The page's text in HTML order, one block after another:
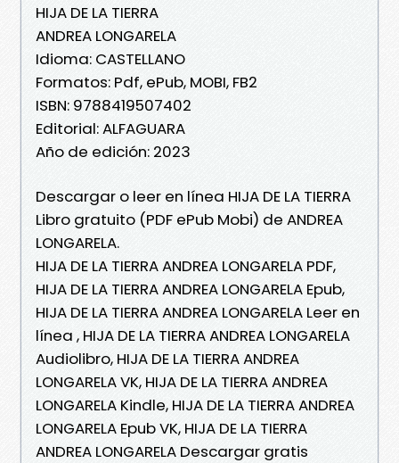
HIJA DE LA TIERRA
ANDREA LONGARELA
Idioma: CASTELLANO
Formatos: Pdf, ePub, MOBI, FB2
ISBN: 9788419507402
Editorial: ALFAGUARA
Año de edición: 2023
Descargar o leer en línea HIJA DE LA TIERRA
Libro gratuito (PDF ePub Mobi) de ANDREA
LONGARELA.
HIJA DE LA TIERRA ANDREA LONGARELA PDF,
HIJA DE LA TIERRA ANDREA LONGARELA Epub,
HIJA DE LA TIERRA ANDREA LONGARELA Leer en
línea , HIJA DE LA TIERRA ANDREA LONGARELA
Audiolibro, HIJA DE LA TIERRA ANDREA
LONGARELA VK, HIJA DE LA TIERRA ANDREA
LONGARELA Kindle, HIJA DE LA TIERRA ANDREA
LONGARELA Epub VK, HIJA DE LA TIERRA
ANDREA LONGARELA Descargar gratis